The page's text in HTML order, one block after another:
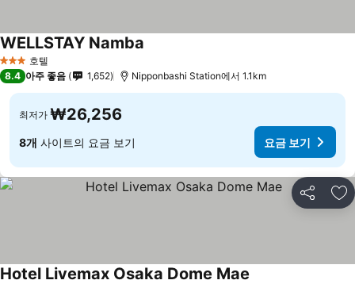
3 성급 호텔
WELLSTAY Namba
8.4 아주 좋음 1,652 Nipponbashi Station에서 1.1km
최저가 ₩26,256
8개 사이트의 요금 보기 요금 보기
공유 즐
Hotel Livemax Osaka Dome Mae